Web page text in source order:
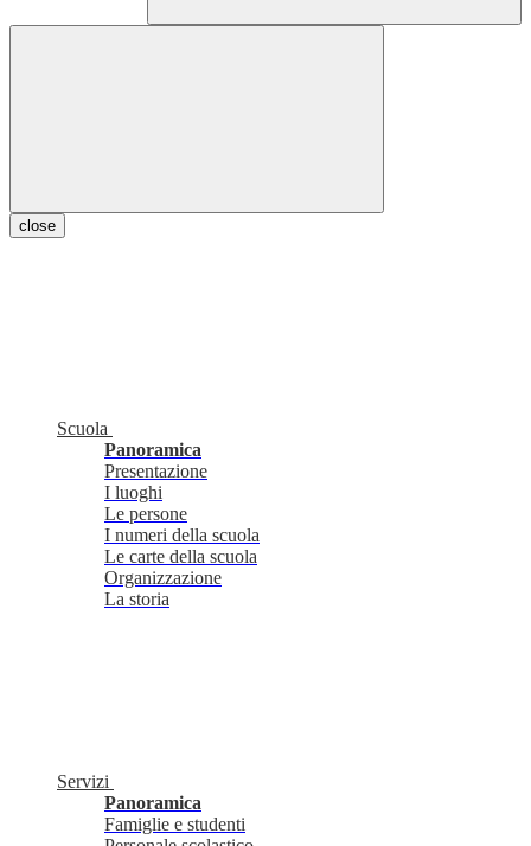
close
Scuola
Panoramica
Presentazione
I luoghi
Le persone
I numeri della scuola
Le carte della scuola
Organizzazione
La storia
Servizi
Panoramica
Famiglie e studenti